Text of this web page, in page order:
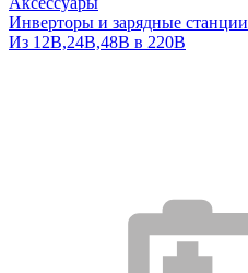
Инверторы и зарядные станции
Из 12В,24В,48В в 220В